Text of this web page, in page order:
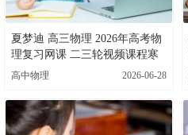
夏梦迪 高三物理 2026年高考物
理复习网课 二三轮视频课程寒
春班 百度网盘下载
高中物理 2026-06-28